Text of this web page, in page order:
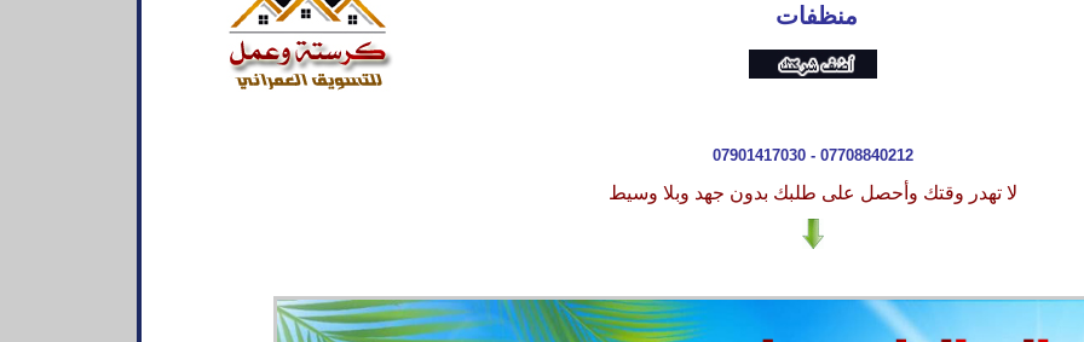
منظفات
07901417030 - 07708840212
لا تهدر وقتك وأحصل على طلبك بدون جهد وبلا وسيط